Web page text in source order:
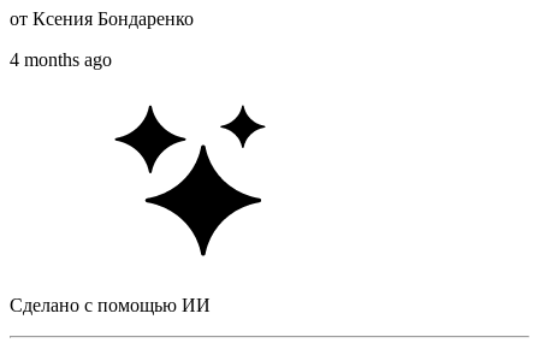
от Ксения Бондаренко
4 months ago
Сделано с помощью ИИ